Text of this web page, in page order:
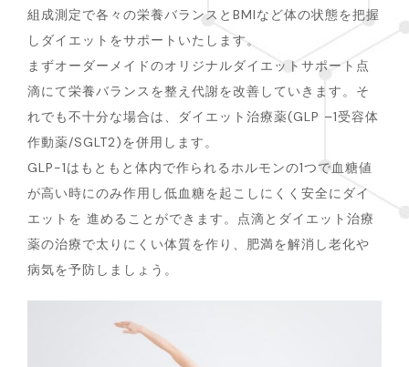
組成測定で各々の栄養バランスとBMIなど体の状態を把握
しダイエットをサポートいたします。
まずオーダーメイドのオリジナルダイエットサポート点
滴にて栄養バランスを整え代謝を改善していきます。そ
れでも不十分な場合は、ダイエット治療薬(GLP –1受容体
作動薬/SGLT2)を併用します。
GLP-1はもともと体内で作られるホルモンの1つで血糖値
が高い時にのみ作用し低血糖を起こしにくく安全にダイ
エットを 進めることができます。点滴とダイエット治療
薬の治療で太りにくい体質を作り、肥満を解消し老化や
病気を予防しましょう。